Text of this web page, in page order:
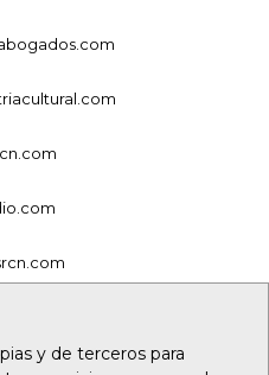
y de terceros para